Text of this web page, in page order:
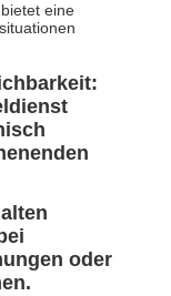
eine
oder